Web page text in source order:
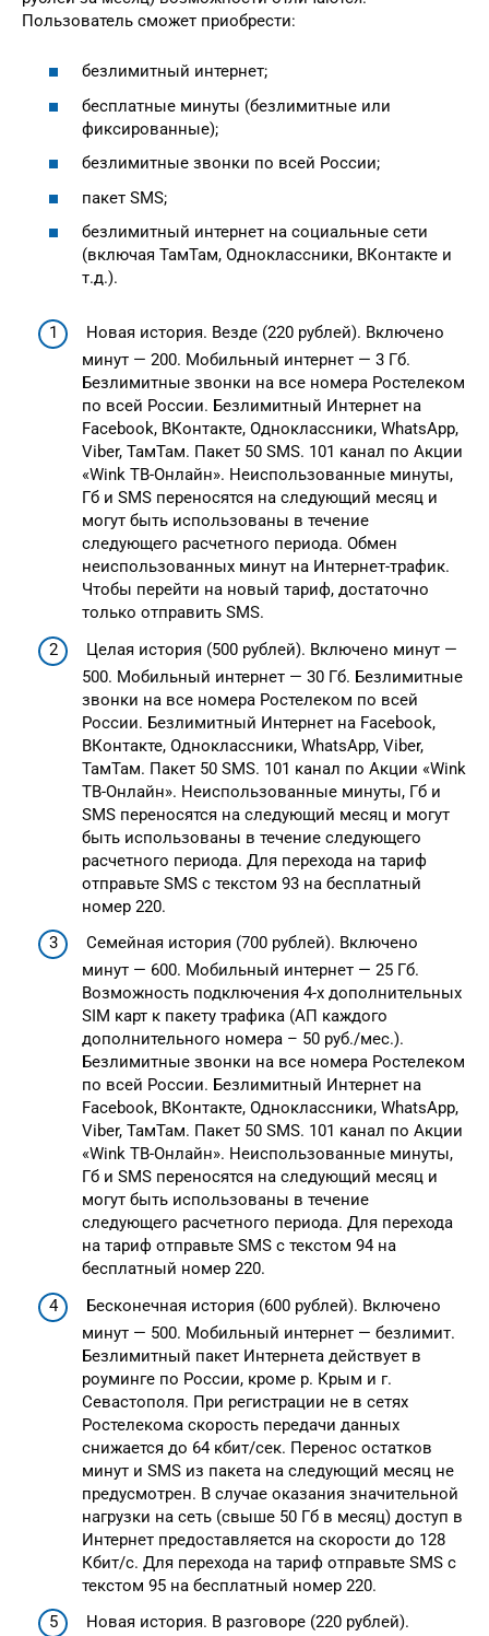
Пользователь сможет приобрести:
безлимитный интернет;
бесплатные минуты (безлимитные или
фиксированные);
безлимитные звонки по всей России;
пакет SMS;
безлимитный интернет на социальные сети
(включая ТамТам, Одноклассники, ВКонтакте и
т.д.).
Новая история. Везде (220 рублей). Включено
минут — 200. Мобильный интернет — 3 Гб.
Безлимитные звонки на все номера Ростелеком
по всей России. Безлимитный Интернет на
Facebook, ВКонтакте, Одноклассники, WhatsApp,
Viber, ТамТам. Пакет 50 SMS. 101 канал по Акции
«Wink ТВ-Онлайн». Неиспользованные минуты,
Гб и SMS переносятся на следующий месяц и
могут быть использованы в течение
следующего расчетного периода. Обмен
неиспользованных минут на Интернет-трафик.
Чтобы перейти на новый тариф, достаточно
только отправить SMS.
Целая история (500 рублей). Включено минут —
500. Мобильный интернет — 30 Гб. Безлимитные
звонки на все номера Ростелеком по всей
России. Безлимитный Интернет на Facebook,
ВКонтакте, Одноклассники, WhatsApp, Viber,
ТамТам. Пакет 50 SMS. 101 канал по Акции «Wink
ТВ-Онлайн». Неиспользованные минуты, Гб и
SMS переносятся на следующий месяц и могут
быть использованы в течение следующего
расчетного периода. Для перехода на тариф
отправьте SMS с текстом 93 на бесплатный
номер 220.
Семейная история (700 рублей). Включено
минут — 600. Мобильный интернет — 25 Гб.
Возможность подключения 4-х дополнительных
SIM карт к пакету трафика (АП каждого
дополнительного номера – 50 руб./мес.).
Безлимитные звонки на все номера Ростелеком
по всей России. Безлимитный Интернет на
Facebook, ВКонтакте, Одноклассники, WhatsApp,
Viber, ТамТам. Пакет 50 SMS. 101 канал по Акции
«Wink ТВ-Онлайн». Неиспользованные минуты,
Гб и SMS переносятся на следующий месяц и
могут быть использованы в течение
следующего расчетного периода. Для перехода
на тариф отправьте SMS с текстом 94 на
бесплатный номер 220.
Бесконечная история (600 рублей). Включено
минут — 500. Мобильный интернет — безлимит.
Безлимитный пакет Интернета действует в
роуминге по России, кроме р. Крым и г.
Севастополя. При регистрации не в сетях
Ростелекома скорость передачи данных
снижается до 64 кбит/сек. Перенос остатков
минут и SMS из пакета на следующий месяц не
предусмотрен. В случае оказания значительной
нагрузки на сеть (свыше 50 Гб в месяц) доступ в
Интернет предоставляется на скорости до 128
Кбит/с. Для перехода на тариф отправьте SMS с
текстом 95 на бесплатный номер 220.
Новая история. В разговоре (220 рублей).